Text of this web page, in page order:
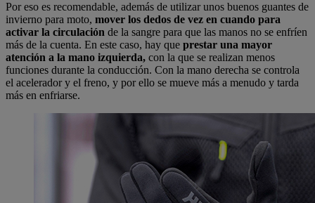
Por eso es recomendable, además de utilizar unos buenos guantes de
invierno para moto, mover los dedos de vez en cuando para
activar la circulación de la sangre para que las manos no se enfríen
más de la cuenta. En este caso, hay que prestar una mayor
atención a la mano izquierda, con la que se realizan menos
funciones durante la conducción. Con la mano derecha se controla
el acelerador y el freno, y por ello se mueve más a menudo y tarda
más en enfriarse.